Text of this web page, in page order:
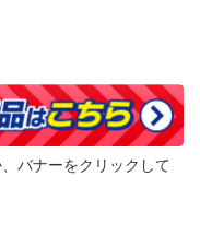
バナーをクリックして